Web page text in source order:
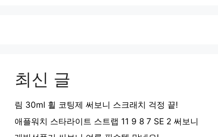
최신 글
림 30ml 휠 코팅제 써보니 스크래치 걱정 끝!
애플워치 스타라이트 스트랩 11 9 8 7 SE 2 써보니